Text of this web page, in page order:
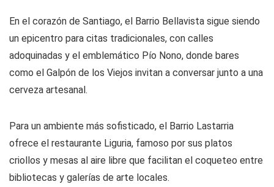
En el corazón de Santiago, el Barrio Bellavista sigue siendo
un epicentro para citas tradicionales, con calles
adoquinadas y el emblemático Pío Nono, donde bares
como el Galpón de los Viejos invitan a conversar junto a una
cerveza artesanal.
Para un ambiente más sofisticado, el Barrio Lastarria
ofrece el restaurante Liguria, famoso por sus platos
criollos y mesas al aire libre que facilitan el coqueteo entre
bibliotecas y galerías de arte locales.